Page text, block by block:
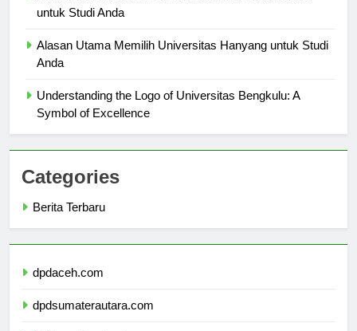
Alasan Utama Memilih Universitas New South Wales
Alasan Utama Memilih Universitas Hanyang untuk Studi
Understanding the Logo of Universitas Bengkulu: A
Categories